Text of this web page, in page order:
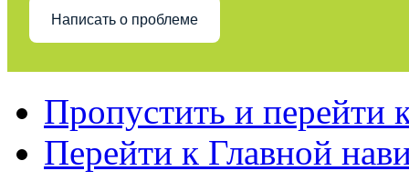
Написать о проблеме
Пропустить и перейти
Перейти к Главной